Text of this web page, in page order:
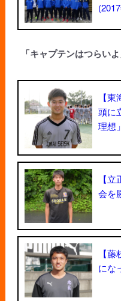
「キャプテンはつらい
【
頭に
理想」
【
会を
【
にな